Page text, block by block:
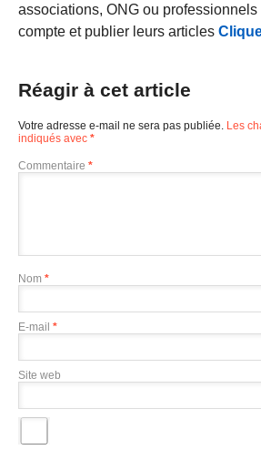
associations, ONG ou professionnels
compte et publier leurs articles
Réagir à cet article
Votre adresse e-mail ne sera pas publiée. Les
indiqués avec *
Commentaire *
Nom *
E-mail *
Site web